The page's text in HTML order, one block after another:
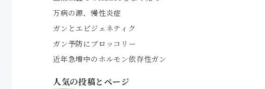
万病の源、慢性炎症
ガンとエピジェネティク
ガン予防にブロッコリー
近年急増中のホルモン依存性ガン
人気の投稿とページ